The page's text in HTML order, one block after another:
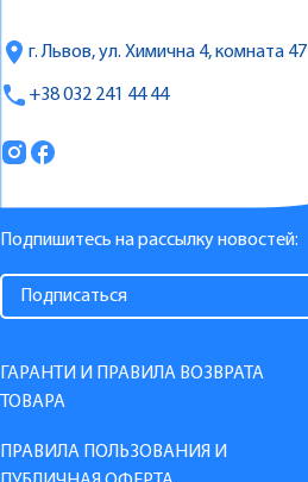
г. Львов, ул. Химична 4, комната 47
+38 032 241 44 44
Подпишитесь на рассылку новостей:
ГАРАНТИ И ПРАВИЛА ВОЗВРАТА
ТОВАРА
ПРАВИЛА ПОЛЬЗОВАНИЯ И